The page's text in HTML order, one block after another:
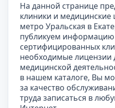
На данной странице
клиники и медицинские
метро Уральская в
публикуем информацию
сертифицированных
необходимые лицензии
медицинской
в нашем каталоге, Вы
за качество
труда записаться в